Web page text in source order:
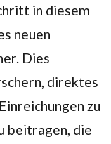
in diesem
neuen
Dies
direktes
zu
beitragen, die